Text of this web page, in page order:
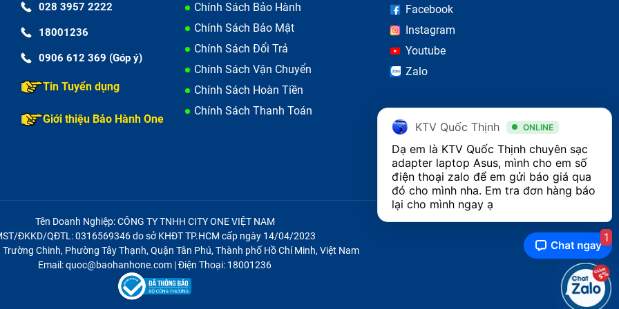
chỉ sạc Adapter điện thoại mà hầu hết đều có hai dòng là
trở thành một người tiêu dùng thông thái, bạn cần trang bị ngay
sản phẩm chính hãng để tránh mua nhầm hàng kém chất
Asus X552Cl (đã bao gồm công) liên tục.
trôi nổi và hàng dựng, có bảo hành đầy đủ. Nếu bạn không phải
cửa hàng uy tín, hệ thống nhiều cửa hàng để có được sản
và chất lượng nhất.
thể kiểm tra chất lượng bằng cách:
có bóng tróc, trầy xước, phồng rộp,...hay không? Tem hãng,
lâu thì pin đầy, tốc độ vào pin theo % báo trên điện thoại ra
028 3957 2222
18001236
0906 612 369 (Góp ý)
Tin Tuyển dụng
Giới thiệu Bảo Hành One
Chính Sách Bảo Hành
Chính Sách Bảo Mật
Chính Sách Đổi Trả
Chính Sách Vận Chuyển
Chính Sách Hoàn Tiền
Chính Sách Thanh Toán
Facebook
Instagram
Youtube
Zalo
Tên Doanh Nghiệp: CÔNG TY TNHH CITY ONE VIỆT NAM
ĐKKD/QĐTL: 0316569346 do sở KHĐT TP.HCM cấp ngày 14/04/2023
Trường Chinh, Phường Tây Thạnh, Quận Tân Phú, Thành phố Hồ Chí Minh, Việt Nam
Email: quoc@baohanhone.com | Điện Thoại: 18001236
KTV Quốc Thịnh ONLINE
Dạ em là KTV Quốc Thịnh chuyên sạc
adapter laptop Asus, mình cho em số
điện thoại zalo để em gửi báo giá qua
đó cho mình nha. Em tra đơn hàng báo
lại cho mình ngay ạ
1